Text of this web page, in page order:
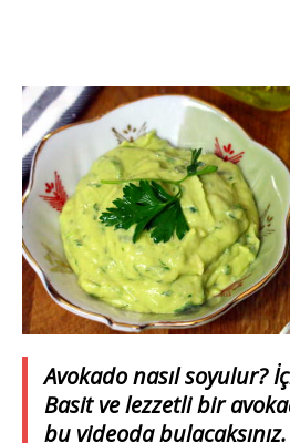
Avokado nasıl soyulur?
Basit ve lezzetli bir
bu videoda bulacaksınız.